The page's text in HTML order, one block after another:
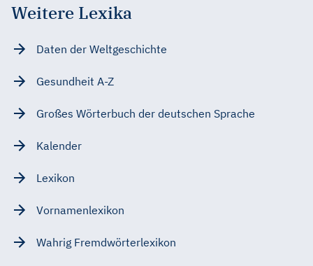
Weitere Lexika
Daten der Weltgeschichte
Gesundheit A-Z
Großes Wörterbuch der deutschen Sprache
Kalender
Lexikon
Vornamenlexikon
Wahrig Fremdwörterlexikon